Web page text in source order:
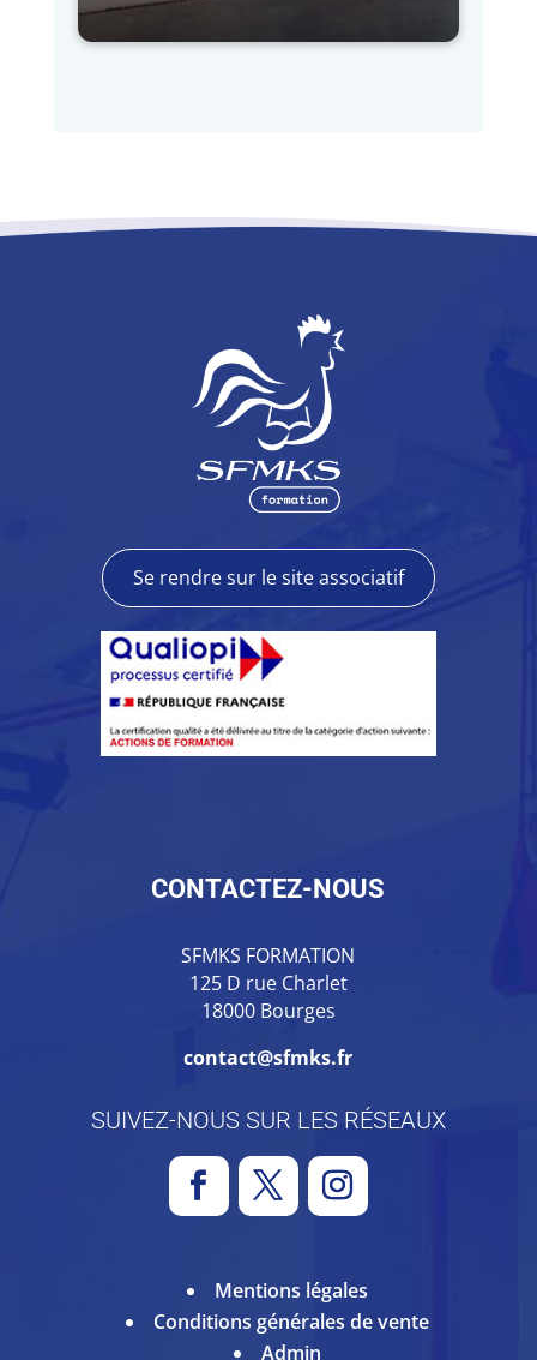
Se rendre sur le site associatif
CONTACTEZ-NOUS
SFMKS FORMATION
125 D rue Charlet
18000 Bourges
contact@sfmks.fr
SUIVEZ-NOUS SUR LES RÉSEAUX
Mentions légales
Conditions générales de vente
Admin